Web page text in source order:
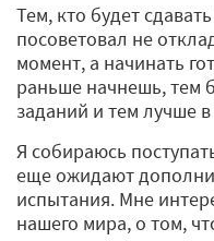
Тем, кто будет
посоветовал не
момент, а начинать
раньше начнешь, тем
заданий и тем лучше в
Я собираюсь
еще ожидают
испытания. Мне
нашего мира, о том,